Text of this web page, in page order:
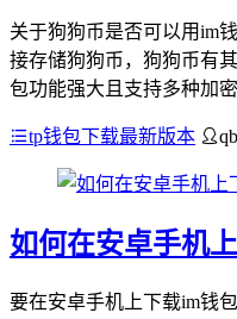
关于狗狗币是否可以用im
接存储狗狗币，狗狗币有
包功能强大且支持多种加
tp钱包下载最新版本
如何在安卓手机
要在安卓手机上下载im钱